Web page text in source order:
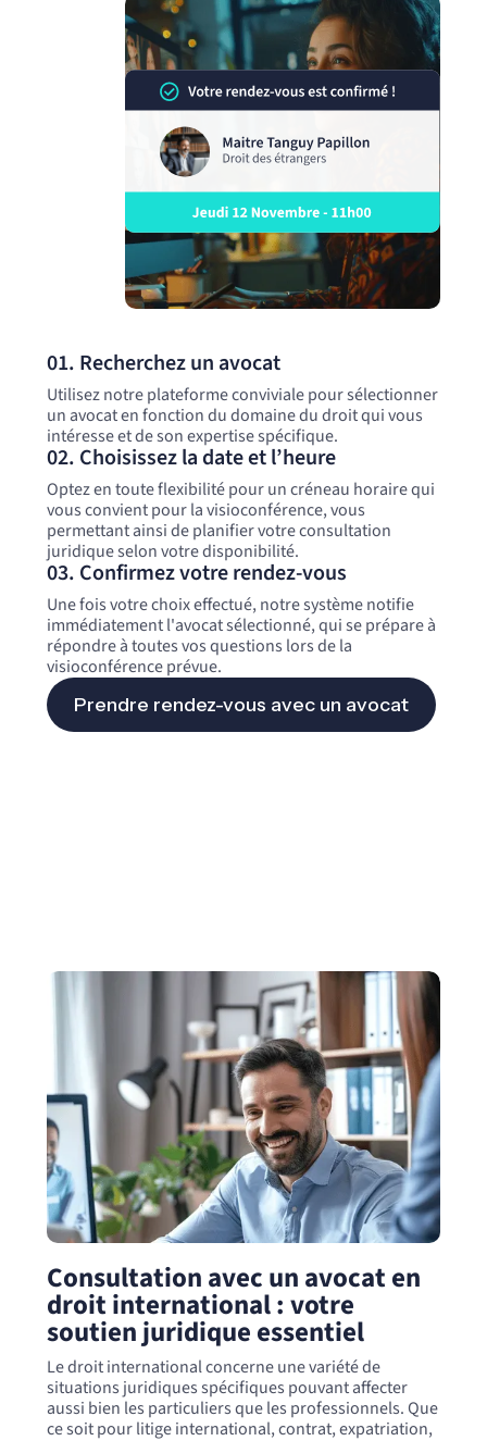
01. Recherchez un avocat
Utilisez notre plateforme conviviale pour sélectionner
un avocat en fonction du domaine du droit qui vous
intéresse et de son expertise spécifique.
02. Choisissez la date et l’heure
Optez en toute flexibilité pour un créneau horaire qui
vous convient pour la visioconférence, vous
permettant ainsi de planifier votre consultation
juridique selon votre disponibilité.
03. Confirmez votre rendez-vous
Une fois votre choix effectué, notre système notifie
immédiatement l'avocat sélectionné, qui se prépare à
répondre à toutes vos questions lors de la
visioconférence prévue.
Prendre rendez-vous avec un avocat
Consultation avec un avocat en
droit international : votre
soutien juridique essentiel
Le droit international concerne une variété de
situations juridiques spécifiques pouvant affecter
aussi bien les particuliers que les professionnels. Que
ce soit pour litige international, contrat, expatriation,